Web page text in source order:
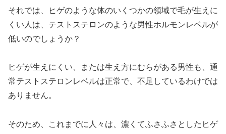
それでは、ヒゲのような体のいくつかの領域で毛が生えに
くい人は、テストステロンのような男性ホルモンレベルが
低いのでしょうか？
ヒゲが生えにくい、または生え方にむらがある男性も、通
常テストステロンレベルは正常で、不足しているわけでは
ありません。
そのため、これまでに人々は、濃くてふさふさとしたヒゲ